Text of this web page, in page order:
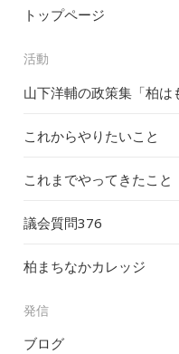
トップページ
活動
山下洋輔の政策集「柏は
これからやりたいこと
これまでやってきたこと
議会質問376
柏まちなかカレッジ
発信
ブログ